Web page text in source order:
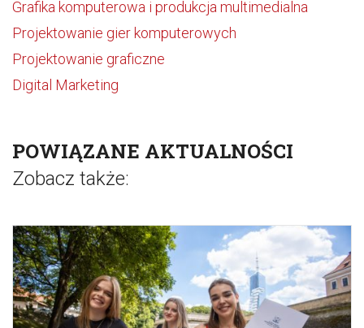
Grafika komputerowa i produkcja multimedialna
Projektowanie gier komputerowych
Projektowanie graficzne
Digital Marketing
POWIĄZANE AKTUALNOŚCI
Zobacz także: